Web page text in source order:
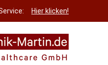
Hier klicken!